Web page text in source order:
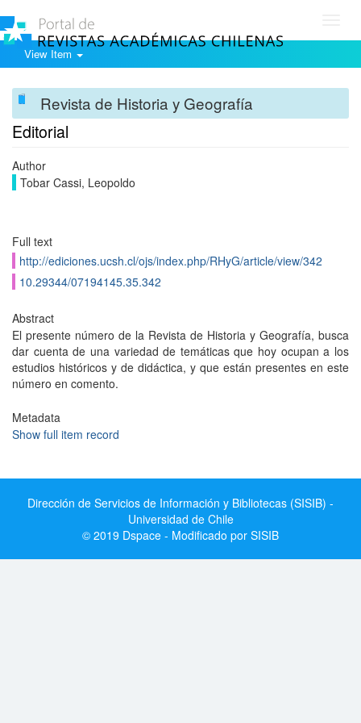
View Item
Revista de Historia y Geografía
Editorial
Author
Tobar Cassi, Leopoldo
Full text
http://ediciones.ucsh.cl/ojs/index.php/RHyG/article/view/342
10.29344/07194145.35.342
Abstract
El presente número de la Revista de Historia y Geografí­a, busca
dar cuenta de una variedad de temáticas que hoy ocupan a los
estudios históricos y de didáctica, y que están presentes en este
número en comento.
Metadata
Show full item record
Dirección de Servicios de Información y Bibliotecas (SISIB) -
Universidad de Chile
© 2019 Dspace - Modificado por SISIB